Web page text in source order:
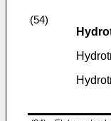
(54)